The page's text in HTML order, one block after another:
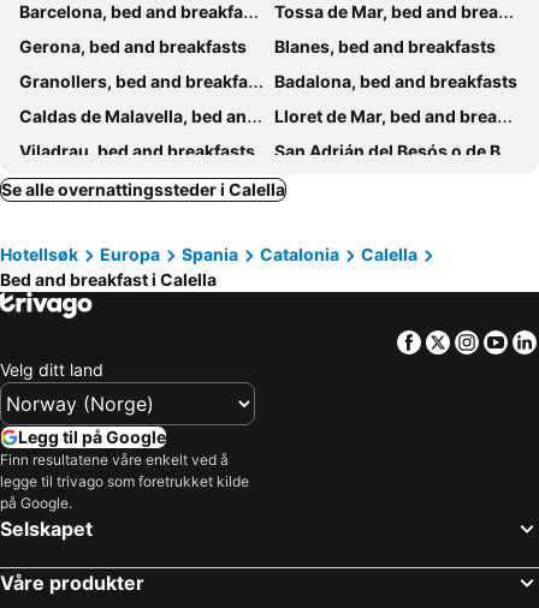
Barcelona, bed and breakfasts
Tossa de Mar, bed and breakfasts
Gerona, bed and breakfasts
Blanes, bed and breakfasts
Granollers, bed and breakfasts
Badalona, bed and breakfasts
Caldas de Malavella, bed and breakfasts
Lloret de Mar, bed and breakfasts
Viladrau, bed and breakfasts
San Adrián del Besós o de Besós, bed and breakfasts
Malgrat de Mar, bed and breakfasts
Sant Pol de Mar, bed and breakfasts
Pineda de Mar, bed and breakfasts
Palamòs, bed and breakfasts
Vich, bed and breakfasts
Premiá de Dalt, bed and breakfasts
Santa Susana, bed and breakfasts
Riudellots de la Selva, bed and breakfasts
Premiá de Mar, bed and breakfasts
Vidreras, bed and breakfasts
Senmanat, bed and breakfasts
Centellas, bed and breakfasts
Celrá, bed and breakfasts
Calonge, bed and breakfasts
Mataró, bed and breakfasts
Castillo de Aro, bed and breakfasts
Se alle overnattingssteder i Calella
Hotellsøk Europa Spania Catalonia
Calella
Bed and breakfast i Calella
Facebook
Twitter
Velg ditt land
Legg til på Google
Finn resultatene våre enkelt ved å
legge til trivago som foretrukket kilde
på Google.
Selskapet
Våre produkter